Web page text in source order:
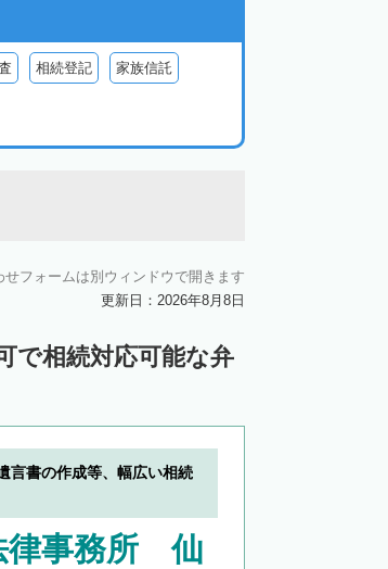
相続登記 家族信託
フォームは別ウィンドウで開きます
更新日：2026年8月8日
で相続対応可能な弁
言書の作成等、幅広い相続
律事務所 仙